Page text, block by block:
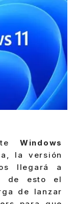
Windows
la versión
llegará a
de esto el
de lanzar